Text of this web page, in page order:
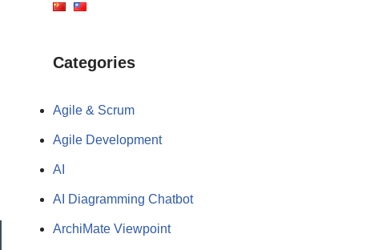
Categories
Agile & Scrum
Agile Development
AI
AI Diagramming Chatbot
ArchiMate Viewpoint